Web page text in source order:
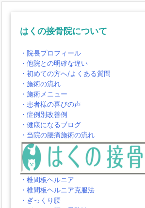
はくの接骨院について
・院長プロフィール
・他院との明確な違い
・初めての方へ/よくある質問
・施術の流れ
・施術メニュー
・患者様の喜びの声
・症例別改善例
・健康になるブログ
・当院の腰痛施術の流れ
・椎間板ヘルニア
・椎間板ヘルニア克服法
・ぎっくり腰